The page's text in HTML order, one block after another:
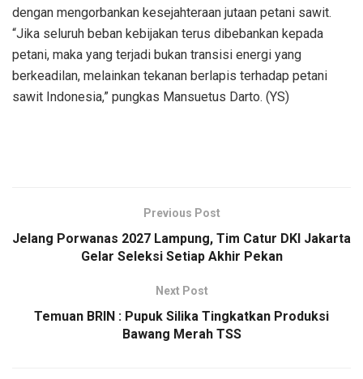
dengan mengorbankan kesejahteraan jutaan petani sawit.
“Jika seluruh beban kebijakan terus dibebankan kepada
petani, maka yang terjadi bukan transisi energi yang
berkeadilan, melainkan tekanan berlapis terhadap petani
sawit Indonesia,” pungkas Mansuetus Darto. (YS)
Previous Post
Jelang Porwanas 2027 Lampung, Tim Catur DKI Jakarta
Gelar Seleksi Setiap Akhir Pekan
Next Post
Temuan BRIN : Pupuk Silika Tingkatkan Produksi
Bawang Merah TSS